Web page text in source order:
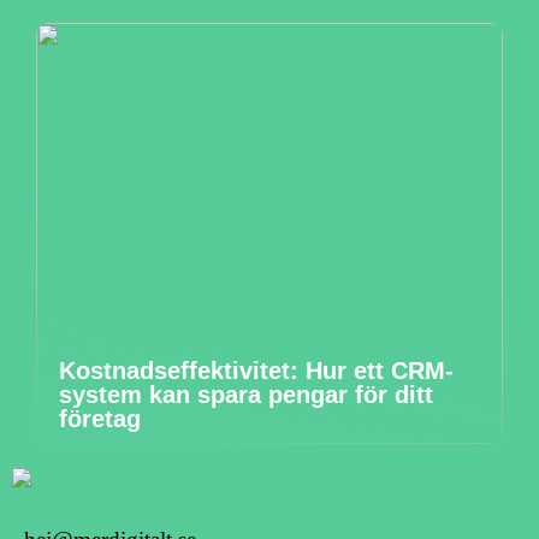
Kostnadseffektivitet: Hur ett CRM-
system kan spara pengar för ditt
företag